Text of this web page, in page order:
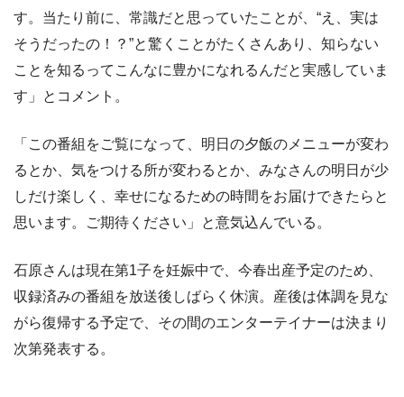
す。当たり前に、常識だと思っていたことが、“え、実は
そうだったの！？”と驚くことがたくさんあり、知らない
ことを知るってこんなに豊かになれるんだと実感していま
す」とコメント。
「この番組をご覧になって、明日の夕飯のメニューが変わ
るとか、気をつける所が変わるとか、みなさんの明日が少
しだけ楽しく、幸せになるための時間をお届けできたらと
思います。ご期待ください」と意気込んでいる。
石原さんは現在第1子を妊娠中で、今春出産予定のため、
収録済みの番組を放送後しばらく休演。産後は体調を見な
がら復帰する予定で、その間のエンターテイナーは決まり
次第発表する。